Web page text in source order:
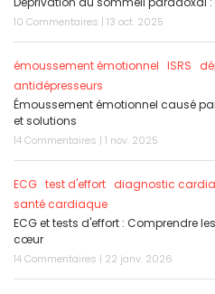
10 Commentaires | 13 oct. 2025
émoussement émotionnel ISRS
antidépresseurs
Émoussement émotionnel causé
et solutions
14 Commentaires | 1 nov. 2025
ECG test d'effort diagnostic
santé cardiaque
ECG et tests d'effort : Comprendre
cœur
14 Commentaires | 22 janv. 2026